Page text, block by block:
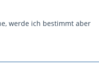
werde ich bestimmt aber